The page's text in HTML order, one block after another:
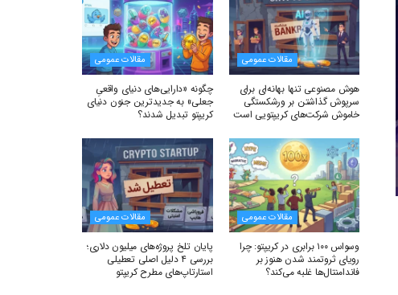
مقالات عمومی
هوش مصنوعی تنها بهانه‌ای برای
سرپوش گذاشتن بر ورشکستگی
خاموش شرکت‌های کریپتویی است
مقالات عمومی
چگونه «دارایی‌های دنیای واقعیِ
جعلی» به جدیدترین جنون دنیای
کریپتو تبدیل شدند؟
مقالات عمومی
وسواس ۱۰۰ برابری در کریپتو: چرا
رویای ثروتمند شدن هنوز بر
فاندامنتال‌ها غلبه می‌کند؟
مقالات عمومی
پایان تلخ پروژه‌های میلیون دلاری؛
بررسی ۴ دلیل اصلی تعطیلی
استارتاپ‌های مطرح کریپتو